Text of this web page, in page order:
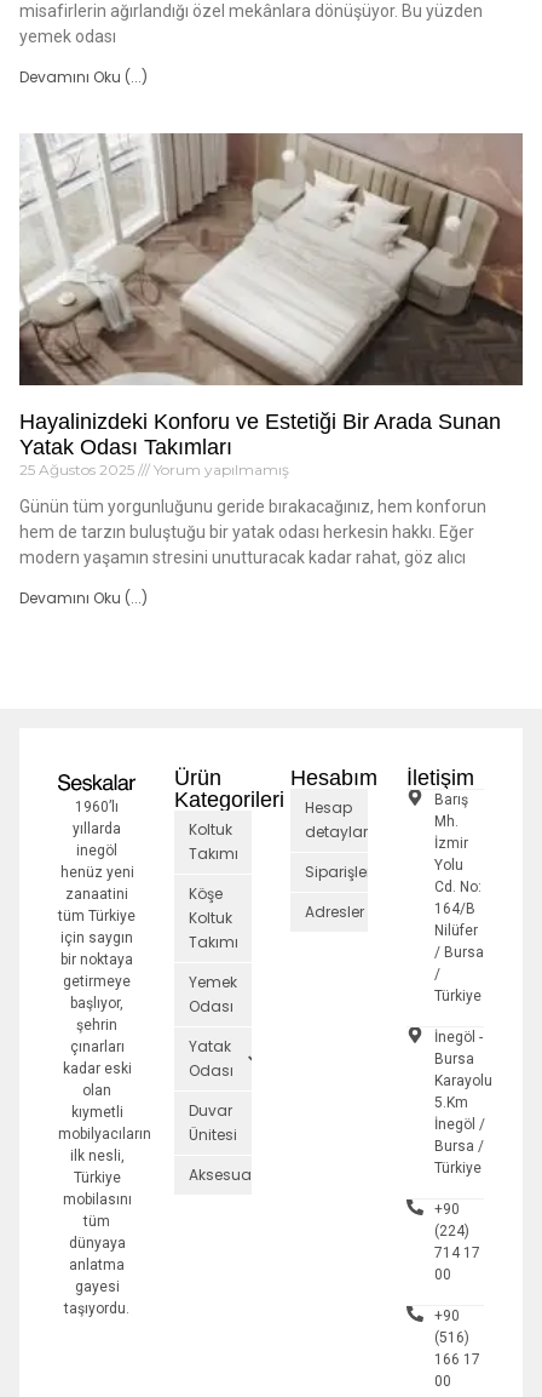
misafirlerin ağırlandığı özel mekânlara dönüşüyor. Bu yüzden
yemek odası
Devamını Oku (...)
Hayalinizdeki Konforu ve Estetiği Bir Arada Sunan
Yatak Odası Takımları
25 Ağustos 2025 Yorum yapılmamış
Günün tüm yorgunluğunu geride bırakacağınız, hem konforun
hem de tarzın buluştuğu bir yatak odası herkesin hakkı. Eğer
modern yaşamın stresini unutturacak kadar rahat, göz alıcı
Devamını Oku (...)
1960’lı
yıllarda
inegöl
henüz yeni
zanaatini
tüm Türkiye
için saygın
bir noktaya
getirmeye
başlıyor,
şehrin
çınarları
kadar eski
olan
kıymetli
mobilyacıların
ilk nesli,
Türkiye
mobilasını
tüm
dünyaya
anlatma
gayesi
taşıyordu.
Ürün
Kategorileri
Koltuk
Takımı
Köşe
Koltuk
Takımı
Yemek
Odası
Yatak
Odası
Duvar
Ünitesi
Aksesuarlar
Hesabım
Hesap
detayları
Siparişler
Adresler
İletişim
Barış
Mh.
İzmir
Yolu
Cd. No:
164/B
Nilüfer
/ Bursa
/
Türkiye
İnegöl -
Bursa
Karayolu
5.Km
İnegöl /
Bursa /
Türkiye
+90
(224)
714 17
00
+90
(516)
166 17
00